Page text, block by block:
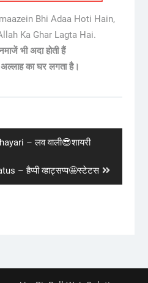
Bhi Adaa Hoti Hain,
Ka Ghar Lagta Hai.
भी अदा होती हैं
अल्लाह का घर लगता है।
– लव वाली😎शायरी
– हैप्पी व्हाट्सप्प🤩स्टेटस